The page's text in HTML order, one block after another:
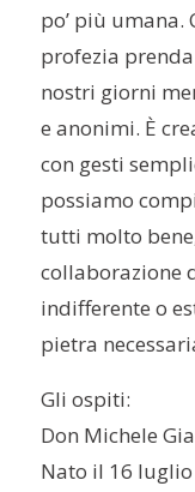
po’ più umana.
profezia
nostri giorni
e anonimi. È
con gesti
possiamo
tutti molto
collaborazione
indifferente o
pietra
Gli ospiti:
Don Michele
Nato il 16